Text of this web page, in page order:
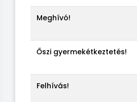
Meghívó!
Őszi gyermekétkeztetés!
Felhívás!